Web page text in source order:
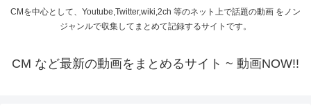
CMを中心として、Youtube,Twitter,wiki,2ch 等のネット上で話題の動画 をノン
ジャンルで収集してまとめて記録するサイトです。
CM など最新の動画をまとめるサイト ~ 動画NOW!!